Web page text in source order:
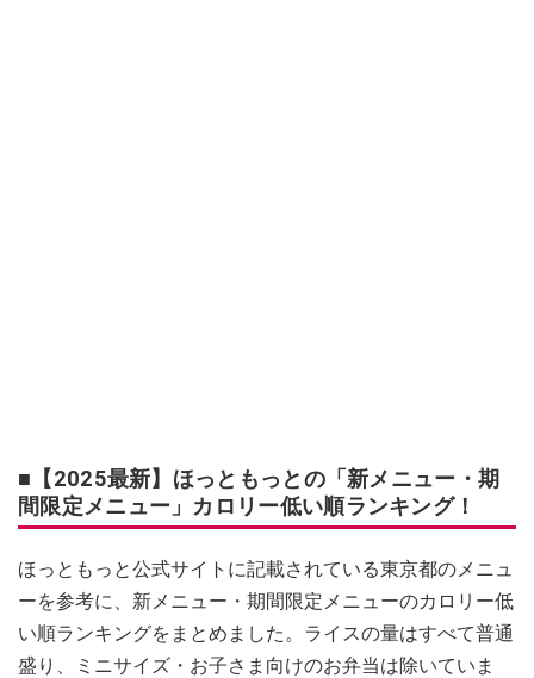
■【2025最新】ほっともっとの「新メニュー・期
間限定メニュー」カロリー低い順ランキング！
ほっともっと公式サイトに記載されている東京都のメニュ
ーを参考に、新メニュー・期間限定メニューのカロリー低
い順ランキングをまとめました。ライスの量はすべて普通
盛り、ミニサイズ・お子さま向けのお弁当は除いていま